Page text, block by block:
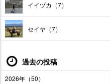
イイヅカ（7）
セイヤ（7）
過去の投稿
2026年（50）